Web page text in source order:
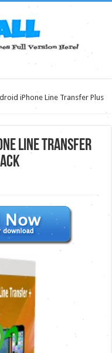
iPhone Line Transfer Plus
Line Transfer